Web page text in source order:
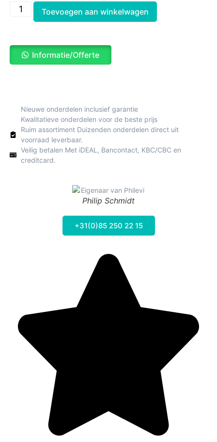
Toevoegen aan winkelwagen
Informatie/Offerte
Nieuwe onderdelen inclusief garantie
Kwalitatieve onderdelen voor de beste prijs
Ruim assortiment Duizenden onderdelen direct uit
voorraad leverbaar.
Veilig betalen Met iDEAL, Bancontact, KBC/CBC en
creditcard.
Philip Schmidt
+31(0)85 250 22 15